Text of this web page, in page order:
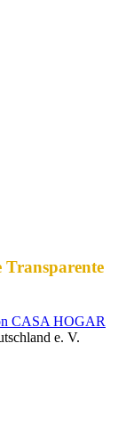
e. V.